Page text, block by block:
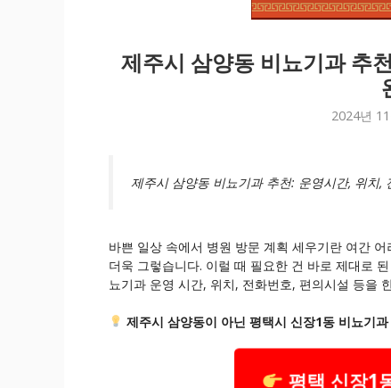
제주시 삼양동 비뇨기과 추
2024년
제주시 삼양동 비뇨기과 추천: 운영시간, 위치,
바쁜 일상 속에서 병원 방문 계획 세우기란 여간
더욱 그렇습니다. 이럴 때 필요한 건 바로 제대로
뇨기과 운영 시간, 위치, 전화번호, 편의시설 등을
제주시 삼양동이 아닌 평택시 신장1동 비뇨기
평택 신장1